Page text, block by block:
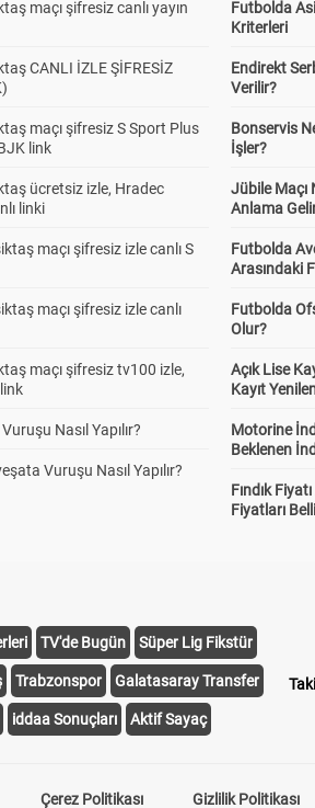
maçı şifresiz canlı yayın
CANLI İZLE ŞİFRESİZ
maçı şifresiz S Sport Plus
link
ücretsiz izle, Hradec
linki
maçı şifresiz izle canlı S
maçı şifresiz izle canlı
maçı şifresiz tv100 izle,
Nasıl Yapılır?
Vuruşu Nasıl Yapılır?
Futbolda
Kriterleri
Endirekt
Verilir?
Bonservis
İşler?
Jübile Maçı
Anlama
Futbolda
Arasındaki
Futbolda
Olur?
Açık Lise
Kayıt
Motorine
Beklenen
Fındık
Fiyatları
TV'de Bugün Süper Lig Fikstür
Trabzonspor Galatasaray Transfer
iddaa Sonuçları Aktif Sayaç
Çerez Politikası Gizlilik Politikası